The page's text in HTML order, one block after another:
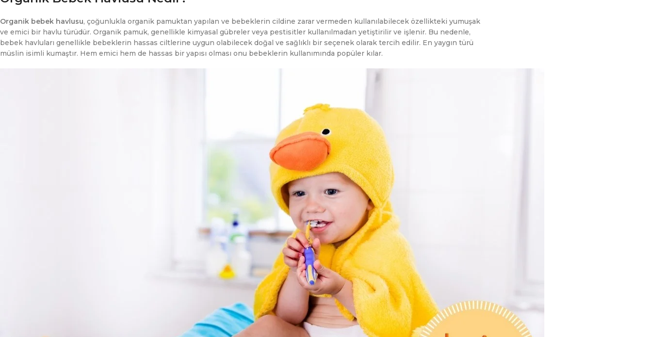
Organik bebek havlusu, çoğunlukla organik pamuktan yapılan ve bebeklerin cildine zarar vermeden kullanılabilecek özellikteki yumuşak
ve emici bir havlu türüdür. Organik pamuk, genellikle kimyasal gübreler veya pestisitler kullanılmadan yetiştirilir ve işlenir. Bu nedenle,
bebek havluları genellikle bebeklerin hassas ciltlerine uygun olabilecek doğal ve sağlıklı bir seçenek olarak tercih edilir. En yaygın türü
müslin isimli kumaştır. Hem emici hem de hassas bir yapısı olması onu bebeklerin kullanımında popüler kılar.